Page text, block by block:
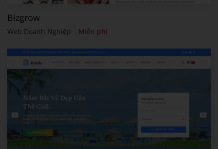
Bizgrow
Web Doanh Nghiệp Miễn phí